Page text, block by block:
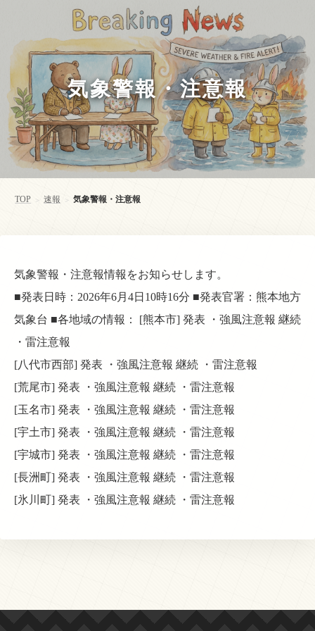
気象警報・注意報
TOP > 速報 > 気象警報・注意報
気象警報・注意報情報をお知らせします。
■発表日時：2026年6月4日10時16分 ■発表官署：熊本地方
気象台 ■各地域の情報： [熊本市] 発表 ・強風注意報 継続
・雷注意報
[八代市西部] 発表 ・強風注意報 継続 ・雷注意報
[荒尾市] 発表 ・強風注意報 継続 ・雷注意報
[玉名市] 発表 ・強風注意報 継続 ・雷注意報
[宇土市] 発表 ・強風注意報 継続 ・雷注意報
[宇城市] 発表 ・強風注意報 継続 ・雷注意報
[長洲町] 発表 ・強風注意報 継続 ・雷注意報
[氷川町] 発表 ・強風注意報 継続 ・雷注意報